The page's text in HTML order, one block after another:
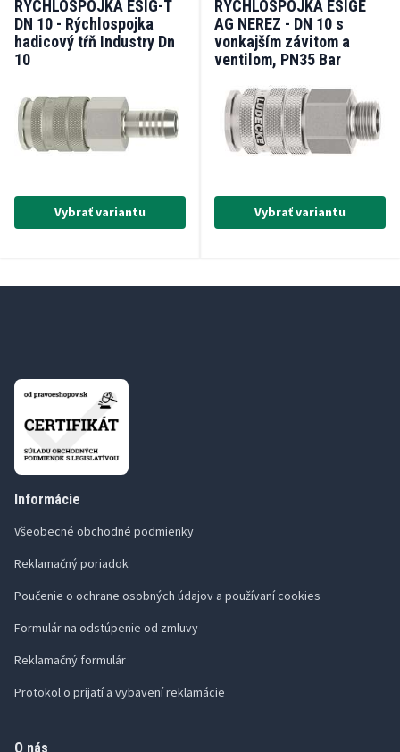
RÝCHLOSPOJKA ESIG-T
DN 10 - Rýchlospojka
hadicový tŕň Industry Dn
10
Vybrať variantu
RÝCHLOSPOJKA ESIGE
AG NEREZ - DN 10 s
vonkajším závitom a
ventilom, PN35 Bar
Vybrať variantu
Informácie
Všeobecné obchodné podmienky
Reklamačný poriadok
Poučenie o ochrane osobných údajov a používaní cookies
Formulár na odstúpenie od zmluvy
Reklamačný formulár
Protokol o prijatí a vybavení reklamácie
O nás